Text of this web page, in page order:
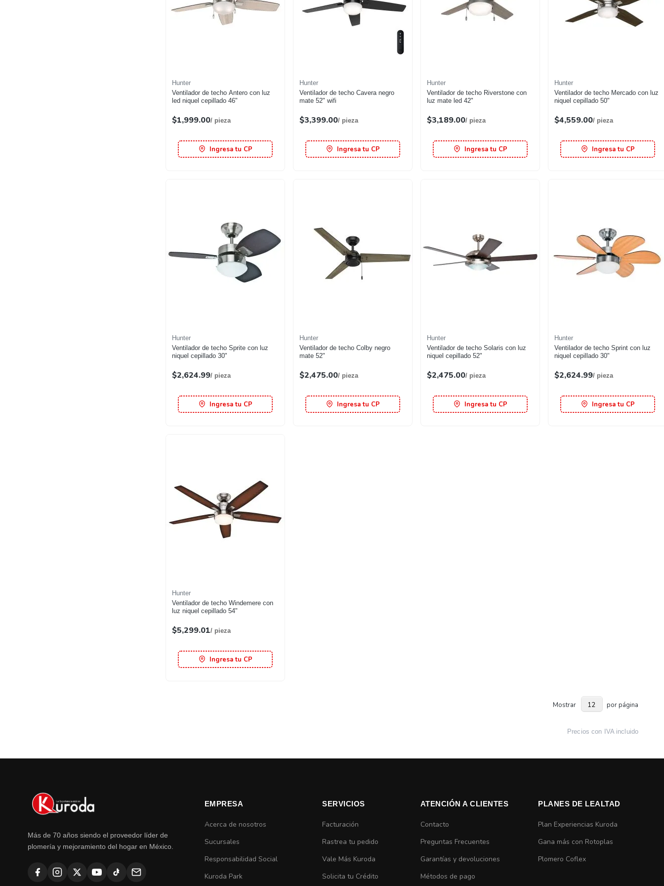
Hunter
Ventilador de techo Antero con luz
led niquel cepillado 46"
$1,999.00/ pieza
Ingresa tu CP
Hunter
Ventilador de techo Cavera negro
mate 52" wifi
$3,399.00/ pieza
Ingresa tu CP
Hunter
Ventilador de techo Riverstone con
luz mate led 42"
$3,189.00/ pieza
Ingresa tu CP
Hunter
Ventilador de techo Mercado con luz
niquel cepillado 50"
$4,559.00/ pieza
Ingresa tu CP
Hunter
Ventilador de techo Sprite con luz
niquel cepillado 30"
$2,624.99/ pieza
Ingresa tu CP
Hunter
Ventilador de techo Colby negro
mate 52"
$2,475.00/ pieza
Ingresa tu CP
Hunter
Ventilador de techo Solaris con luz
niquel cepillado 52"
$2,475.00/ pieza
Ingresa tu CP
Hunter
Ventilador de techo Sprint con luz
niquel cepillado 30"
$2,624.99/ pieza
Ingresa tu CP
Hunter
Ventilador de techo Windemere con
luz niquel cepillado 54"
$5,299.01/ pieza
Ingresa tu CP
Mostrar por página
Precios con IVA incluido
Más de 70 años siendo el proveedor líder de
plomería y mejoramiento del hogar en México.
EMPRESA
Acerca de nosotros
Sucursales
Responsabilidad Social
Kuroda Park
SERVICIOS
Facturación
Rastrea tu pedido
Vale Más Kuroda
Solicita tu Crédito
ATENCIÓN A CLIENTES
Contacto
Preguntas Frecuentes
Garantías y devoluciones
Métodos de pago
PLANES DE LEALTAD
Plan Experiencias Kuroda
Gana más con Rotoplas
Plomero Coflex